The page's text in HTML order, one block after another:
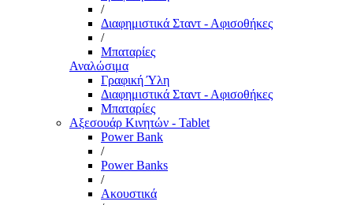
/
Διαφημιστικά Σταντ - Αφισοθήκες
/
Μπαταρίες
Αναλώσιμα
Γραφική Ύλη
Διαφημιστικά Σταντ - Αφισοθήκες
Μπαταρίες
Αξεσουάρ Κινητών - Tablet
Power Bank
/
Power Banks
/
Ακουστικά